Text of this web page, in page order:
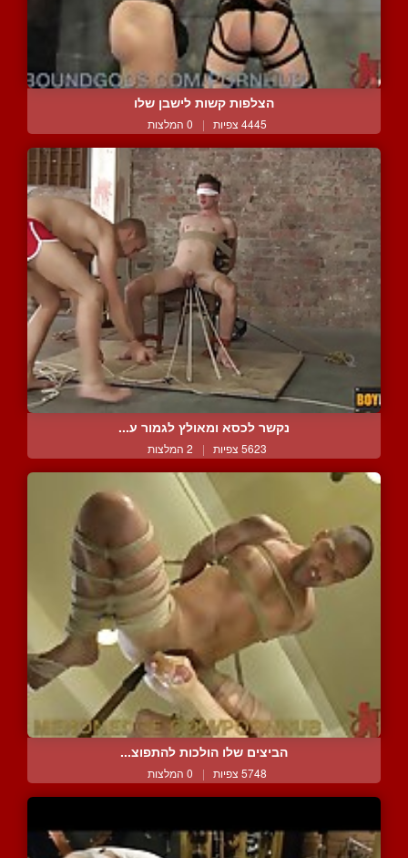
הצלפות קשות לישבן שלו
4445 צפיות | 0 המלצות
נקשר לכסא ומאולץ לגמור ע...
5623 צפיות | 2 המלצות
הביצים שלו הולכות להתפוצ...
5748 צפיות | 0 המלצות